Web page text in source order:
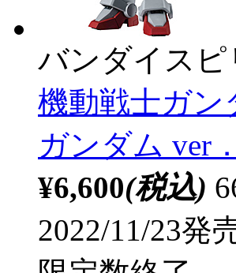
バンダイスピ
機動戦士ガン
ガンダム ver
¥6,600(税込)
2022/11/23発